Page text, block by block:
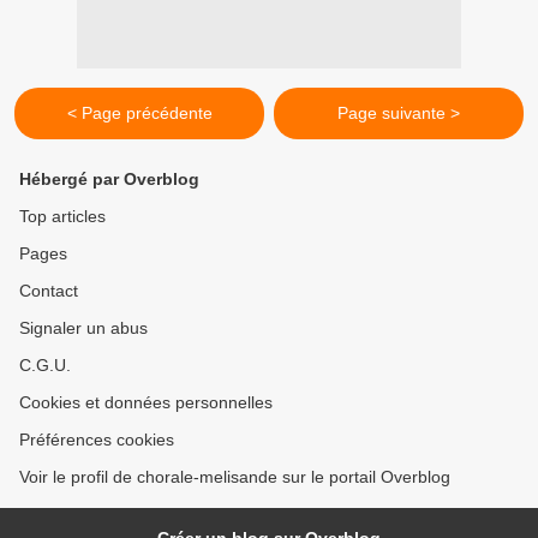
< Page précédente Page suivante >
Hébergé par Overblog
Top articles
Pages
Contact
Signaler un abus
C.G.U.
Cookies et données personnelles
Préférences cookies
Voir le profil de chorale-melisande sur le portail Overblog